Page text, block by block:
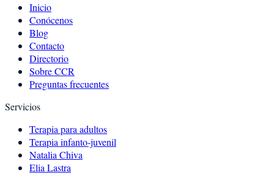
Inicio
Conócenos
Blog
Contacto
Directorio
Sobre CCR
Preguntas frecuentes
Servicios
Terapia para adultos
Terapia infanto-juvenil
Natalia Chiva
Elia Lastra